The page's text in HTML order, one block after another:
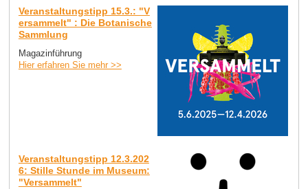
Veranstaltungstipp 15.3.: "V
ersammelt" : Die Botanische
Sammlung
Magazinführung
Hier erfahren Sie mehr >>
Veranstaltungstipp 12.3.202
6: Stille Stunde im Museum:
"Versammelt"